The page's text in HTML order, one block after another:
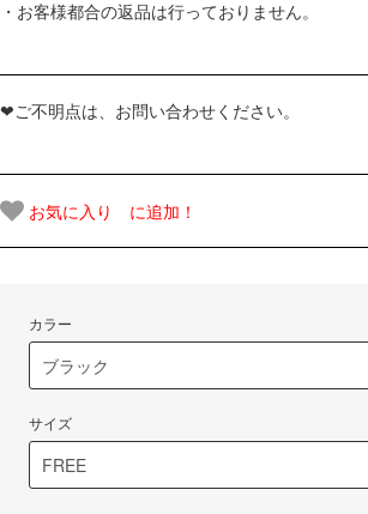
・お客様都合の返品は行っておりません。
❤ご不明点は、お問い合わせください。
お気に入り に追加！
カラー
サイズ